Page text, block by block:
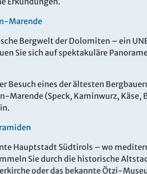
Sa. 12.09. - Do.
17.09.2026
Sa. 12.09. - Do.
17.09.2026
Marende
Bergwelt der Dolomiten – ein
Sie sich auf spektakuläre
Besuch eines der ältesten
Marende (Speck, Kaminwurz, Käse,
Hauptstadt Südtirols – wo
Sie durch die historische
oder das bekannte Ötzi-